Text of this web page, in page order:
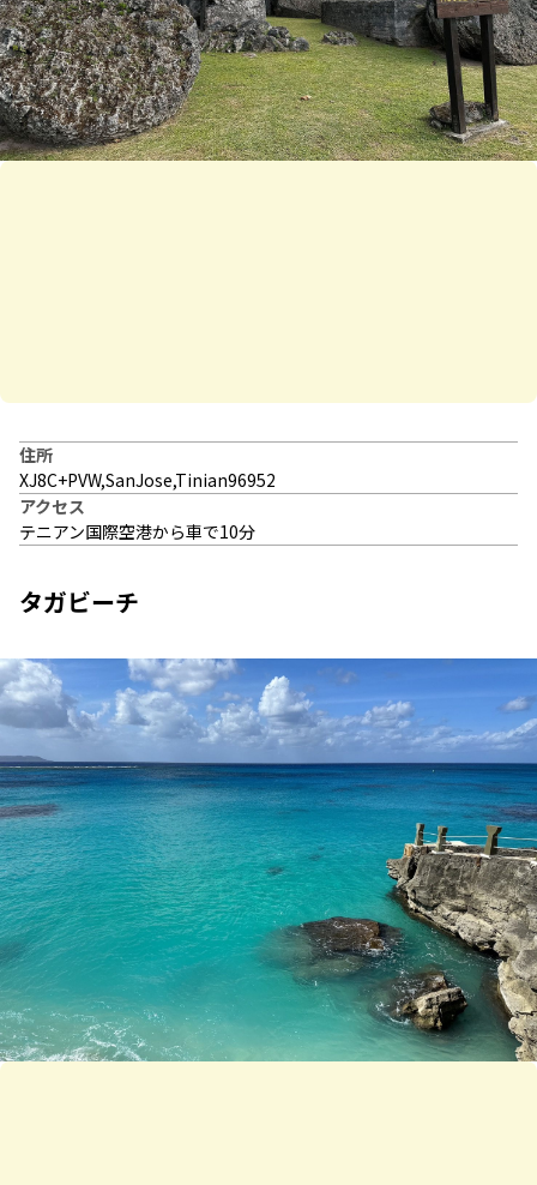
住所
XJ8C+PVW,SanJose,Tinian96952
アクセス
テニアン国際空港から車で10分
タガビーチ